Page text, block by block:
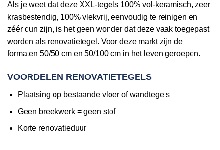
Als je weet dat deze XXL-tegels 100% vol-keramisch, zeer
krasbestendig, 100% vlekvrij, eenvoudig te reinigen en
zéér dun zijn, is het geen wonder dat deze vaak toegepast
worden als renovatietegel. Voor deze markt zijn de
formaten 50/50 cm en 50/100 cm in het leven geroepen.
VOORDELEN RENOVATIETEGELS
Plaatsing op bestaande vloer of wandtegels
Geen breekwerk = geen stof
Korte renovatieduur